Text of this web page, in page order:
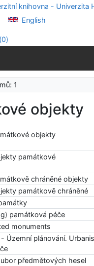
webové přístupnosti
English
0)
1
objekty
objekty
památkové
chráněné objekty
památkově chráněné
památková péče
monuments
- Územní plánování.
předmětových hesel